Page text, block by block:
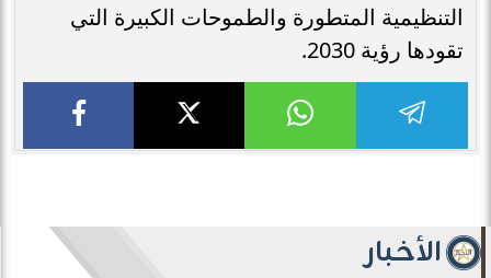
التنظيمية المتطورة والطموحات الكبيرة التي
تقودها رؤية 2030.
الأخبار